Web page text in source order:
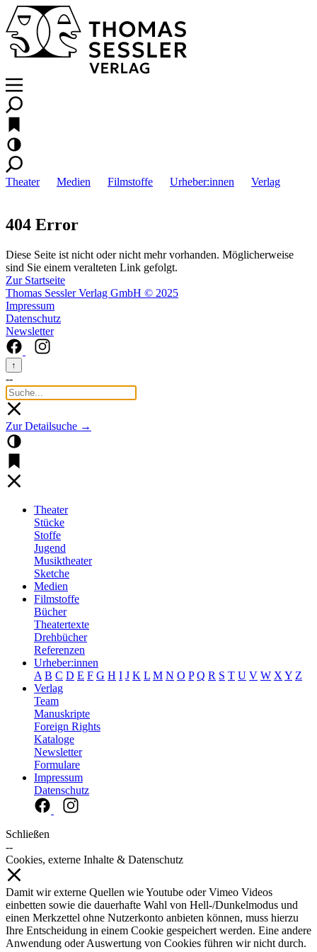
Theater Medien Filmstoffe Urheber:innen Verlag
404 Error
Diese Seite ist nicht oder nicht mehr vorhanden. Möglicherweise
sind Sie einem veralteten Link gefolgt.
Zur Startseite
Thomas Sessler Verlag GmbH © 2025
Impressum
Datenschutz
Newsletter
↑
--
Zur Detailsuche →
Theater
Stücke
Stoffe
Jugend
Musiktheater
Sketche
Medien
Filmstoffe
Bücher
Theatertexte
Drehbücher
Referenzen
Urheber:innen
A B C D E F G H I J K L M N O P Q R S T U V W X Y Z
Verlag
Team
Manuskripte
Foreign Rights
Kataloge
Newsletter
Formulare
Impressum
Datenschutz
Schließen
--
Cookies, externe Inhalte & Datenschutz
Damit wir externe Quellen wie Youtube oder Vimeo Videos
einbetten sowie die dauerhafte Wahl von Hell-/Dunkelmodus und
einen Merkzettel ohne Nutzerkonto anbieten können, muss hierzu
Ihre Entscheidung in einem Cookie gespeichert werden. Eine andere
Anwendung oder Auswertung von Cookies führen wir nicht durch.